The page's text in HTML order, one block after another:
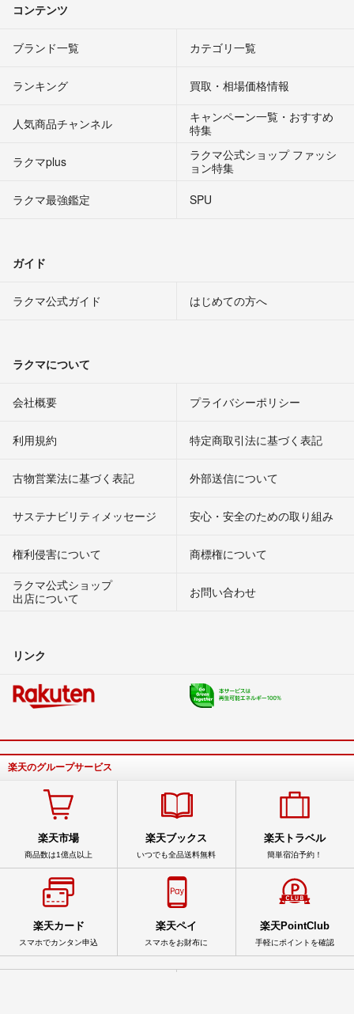
コンテンツ
ブランド一覧 カテゴリ一覧
ランキング 買取・相場価格情報
人気商品チャンネル
キャンペーン一覧・おすすめ
特集
ラクマplus
ラクマ公式ショップ ファッシ
ョン特集
ラクマ最強鑑定
SPU
ガイド
ラクマ公式ガイド はじめての方へ
ラクマについて
会社概要 プライバシーポリシー
利用規約 特定商取引法に基づく表記
古物営業法に基づく表記 外部送信について
サステナビリティメッセージ 安心・安全のための取り組み
権利侵害について
商標権について
ラクマ公式ショップ
出店について
お問い合わせ
リンク
楽天のグループサービス
楽天市場
商品数は1億点以上
楽天ブックス
いつでも全品送料無料
楽天トラベル
簡単宿泊予約！
楽天カード
スマホでカンタン申込
楽天ペイ
スマホをお財布に
楽天PointClub
手軽にポイントを確認